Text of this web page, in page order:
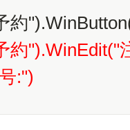
約
約").WinEdit("
:")